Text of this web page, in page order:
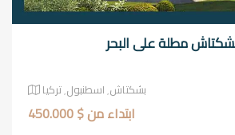
مطلة على البحر
بشكتاش٬ اسطنبول٬ تركيا
ابتداء من $ 450.000